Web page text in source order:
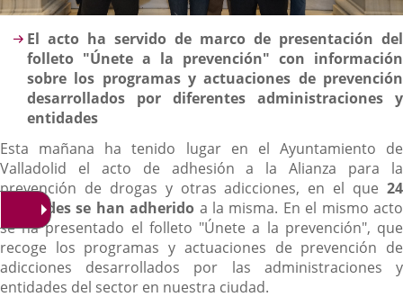
Descripción
El acto ha servido de marco de presentación del
folleto "Únete a la prevención" con información
sobre los programas y actuaciones de prevención
desarrollados por diferentes administraciones y
entidades
Esta mañana ha tenido lugar en el Ayuntamiento de
Valladolid el acto de adhesión a la Alianza para la
prevención de drogas y otras adicciones, en el que 24
entidades se han adherido a la misma. En el mismo acto
se ha presentado el folleto "Únete a la prevención", que
recoge los programas y actuaciones de prevención de
adicciones desarrollados por las administraciones y
entidades del sector en nuestra ciudad.